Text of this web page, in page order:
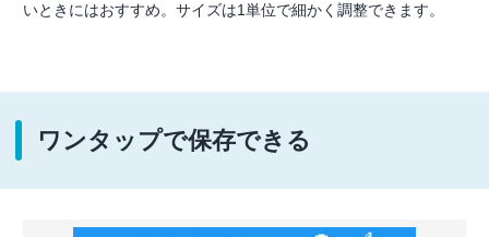
いときにはおすすめ。サイズは1単位で細かく調整できます。
ワンタップで保存できる